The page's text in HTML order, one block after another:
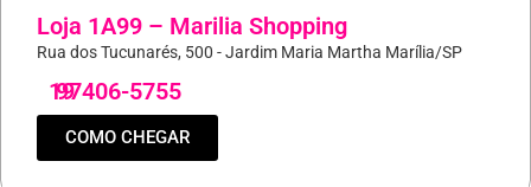
Loja 1A99 – Marilia Shopping
Rua dos Tucunarés, 500 - Jardim Maria Martha Marília/SP
19
97406-5755
COMO CHEGAR